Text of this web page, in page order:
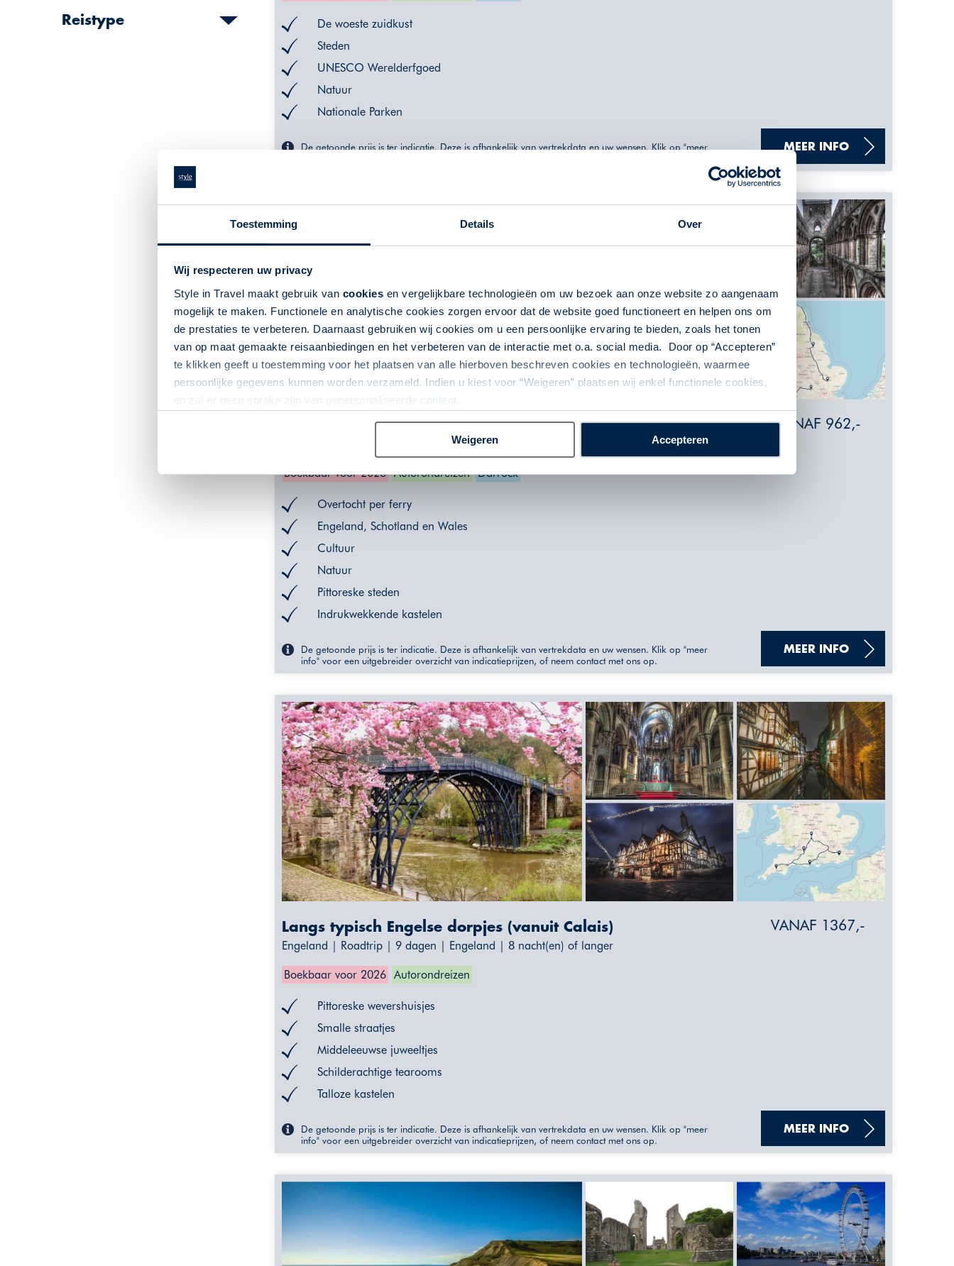
Toestemming Details Over
Wij respecteren uw privacy
Style in Travel maakt gebruik van cookies en vergelijkbare technologieën om uw bezoek aan onze website zo aangenaam
mogelijk te maken. Functionele en analytische cookies zorgen ervoor dat de website goed functioneert en helpen ons om
de prestaties te verbeteren. Daarnaast gebruiken wij cookies om u een persoonlijke ervaring te bieden, zoals het tonen
van op maat gemaakte reisaanbiedingen en het verbeteren van de interactie met o.a. social media. Door op “Accepteren”
te klikken geeft u toestemming voor het plaatsen van alle hierboven beschreven cookies en technologieën, waarmee
persoonlijke gegevens kunnen worden verzameld. Indien u kiest voor “Weigeren” plaatsen wij enkel functionele cookies,
en zal er geen sprake zijn van gepersonaliseerde content.
Weigeren Accepteren
Reistype
De woeste zuidkust
Steden
UNESCO Werelderfgoed
Natuur
Nationale Parken
De getoonde prijs is ter indicatie. Deze is afhankelijk van vertrekdata en uw wensen. Klik op "meer
MEER INFO
Ontdek gastvrij Engeland (vanuit Calais)
Engeland | Roadtrip | 8 dagen | Engeland | 7 nacht(en) of langer
Boekbaar voor 2026 Autorondreizen Darrock
Overtocht per ferry
Engeland, Schotland en Wales
Cultuur
Natuur
Pittoreske steden
Indrukwekkende kastelen
De getoonde prijs is ter indicatie. Deze is afhankelijk van vertrekdata en uw wensen. Klik op "meer
info" voor een uitgebreider overzicht van indicatieprijzen, of neem contact met ons op.
VANAF 962,-
MEER INFO
Langs typisch Engelse dorpjes (vanuit Calais)
Engeland | Roadtrip | 9 dagen | Engeland | 8 nacht(en) of langer
Boekbaar voor 2026 Autorondreizen
Pittoreske wevershuisjes
Smalle straatjes
Middeleeuwse juweeltjes
Schilderachtige tearooms
Talloze kastelen
De getoonde prijs is ter indicatie. Deze is afhankelijk van vertrekdata en uw wensen. Klik op "meer
info" voor een uitgebreider overzicht van indicatieprijzen, of neem contact met ons op.
VANAF 1367,-
MEER INFO